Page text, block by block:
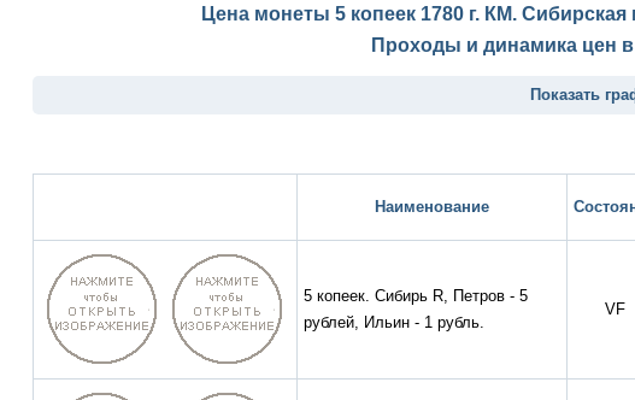
Цена монеты 5 копеек 1780 г. КМ.
Проходы и динамика цен
Показать
Наименование
5 копеек. Сибирь R, Петров - 5
рублей, Ильин - 1 рубль.
VF